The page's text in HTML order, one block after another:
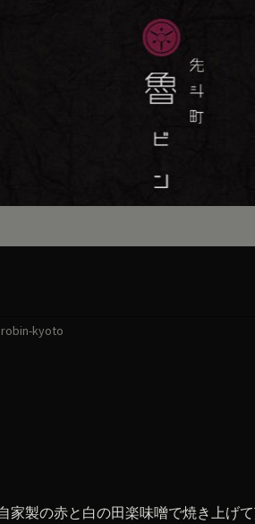
の京料理
の公式ブ
季節の京料理・和食
報をおとどけします。
robin-kyoto
家製の赤と白の田楽味噌で焼き上げ